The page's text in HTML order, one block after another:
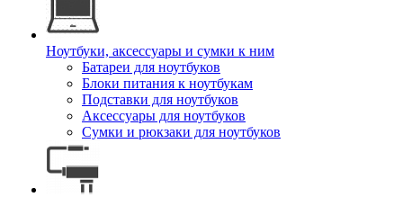
Ноутбуки, аксессуары и сумки к ним
Батареи для ноутбуков
Блоки питания к ноутбукам
Подставки для ноутбуков
Аксессуары для ноутбуков
Сумки и рюкзаки для ноутбуков